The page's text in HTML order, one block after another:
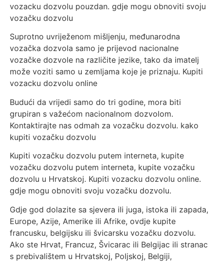
vozacku dozvolu pouzdan. gdje mogu obnoviti svoju
vozačku dozvolu
Suprotno uvriježenom mišljenju, međunarodna
vozačka dozvola samo je prijevod nacionalne
vozačke dozvole na različite jezike, tako da imatelj
može voziti samo u zemljama koje je priznaju. Kupiti
vozacku dozvolu online
Budući da vrijedi samo do tri godine, mora biti
grupiran s važećom nacionalnom dozvolom.
Kontaktirajte nas odmah za vozačku dozvolu. kako
kupiti vozačku dozvolu
Kupiti vozačku dozvolu putem interneta, kupite
vozačku dozvolu putem interneta, kupite vozačku
dozvolu u Hrvatskoj. Kupiti vozacku dozvolu online.
gdje mogu obnoviti svoju vozačku dozvolu.
Gdje god dolazite sa sjevera ili juga, istoka ili zapada,
Europe, Azije, Amerike ili Afrike, ovdje kupite
francusku, belgijsku ili švicarsku vozačku dozvolu.
Ako ste Hrvat, Francuz, Švicarac ili Belgijac ili stranac
s prebivalištem u Hrvatskoj, Poljskoj, Belgiji,